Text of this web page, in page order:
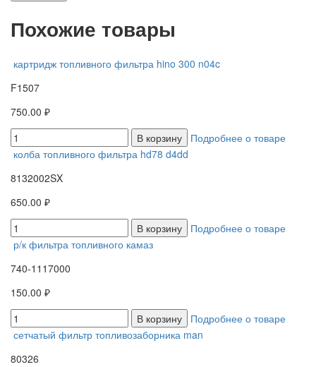
Похожие товары
картридж топливного фильтра hino 300 n04c
F1507
750.00 ₽
В корзину
Подробнее о товаре
колба топливного фильтра hd78 d4dd
8132002SX
650.00 ₽
В корзину
Подробнее о товаре
р/к фильтра топливного камаз
740-1117000
150.00 ₽
В корзину
Подробнее о товаре
сетчатый фильтр топливозаборника man
80326